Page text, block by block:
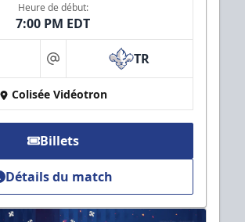
Heure de début:
7:00 PM EDT
at TR
Colisée Vidéotron
Billets
Détails du match